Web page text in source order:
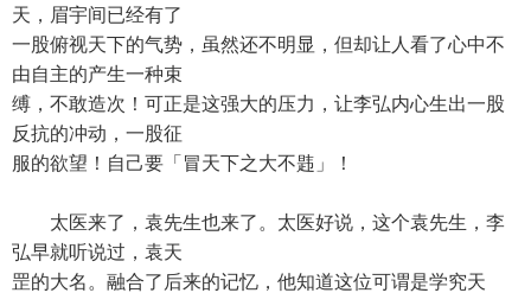
天，眉宇间已经有了
一股俯视天下的气势，虽然还不明显，但却让人看了心中不
由自主的产生一种束
缚，不敢造次！可正是这强大的压力，让李弘内心生出一股
反抗的冲动，一股征
服的欲望！自己要「冒天下之大不韪」！
太医来了，袁先生也来了。太医好说，这个袁先生，李
弘早就听说过，袁天
罡的大名。融合了后来的记忆，他知道这位可谓是学究天